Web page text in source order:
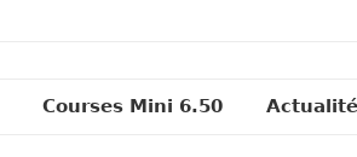
Courses Mini 6.50